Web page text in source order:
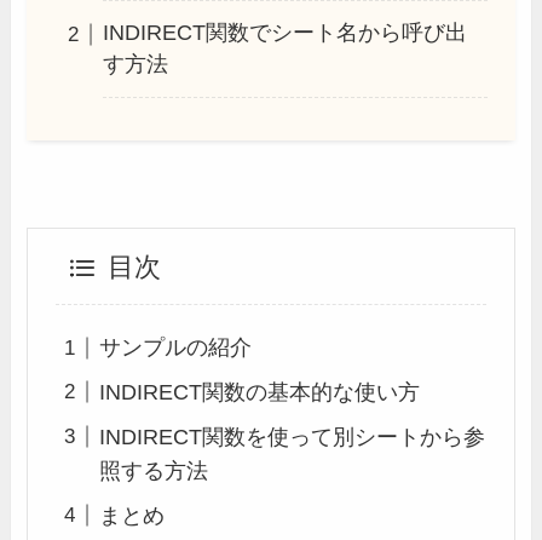
INDIRECT関数でシート名から呼び出
す方法
目次
サンプルの紹介
INDIRECT関数の基本的な使い方
INDIRECT関数を使って別シートから参
照する方法
まとめ